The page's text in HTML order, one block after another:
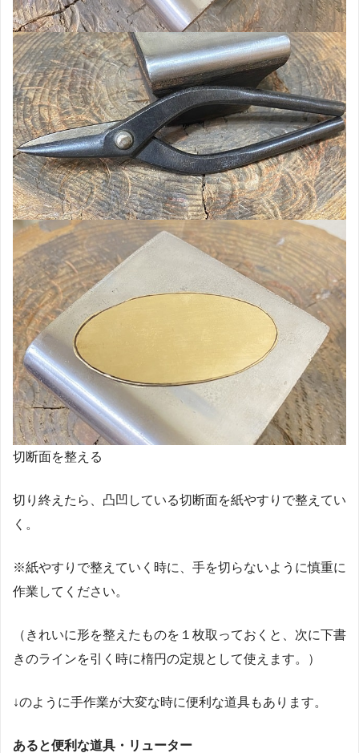
切断面を整える
切り終えたら、凸凹している切断面を紙やすりで整えてい
く。
※紙やすりで整えていく時に、手を切らないように慎重に
作業してください。
（きれいに形を整えたものを１枚取っておくと、次に下書
きのラインを引く時に楕円の定規として使えます。）
↓のように手作業が大変な時に便利な道具もあります。
あると便利な道具・リューター